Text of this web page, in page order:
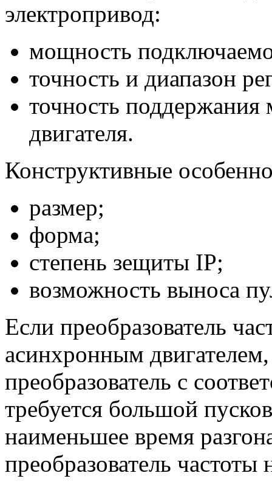
электропривод:
мощность
точность и диапазон
точность поддержания
двигателя.
Конструктивные
размер;
форма;
степень зещиты IP;
возможность выноса
Если преобразователь
асинхронным
преобразователь с
требуется большой
наименьшее время
преобразователь